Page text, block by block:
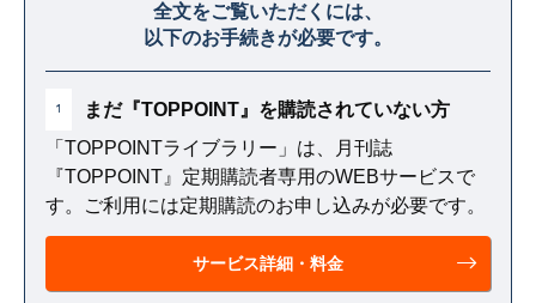
してしまう」と言うマネジャーもいる。
全文をご覧いただくには、
以下のお手続きが必要です。
1
まだ『TOPPOINT』を購読されていない方
「TOPPOINTライブラリー」は、月刊誌
『TOPPOINT』定期購読者専用のWEBサービスで
す。ご利用には定期購読のお申し込みが必要です。
サービス詳細・料金